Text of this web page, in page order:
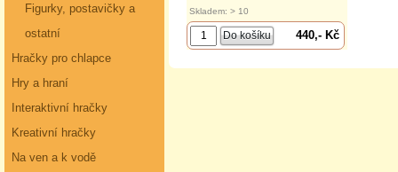
Figurky, postavičky a
ostatní
Hračky pro chlapce
Hry a hraní
Interaktivní hračky
Kreativní hračky
Na ven a k vodě
Skladem: > 10
440,- Kč